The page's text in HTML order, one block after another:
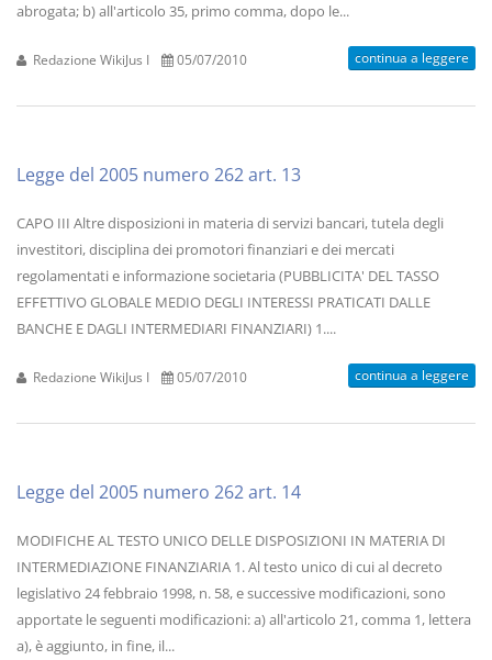
abrogata; b) all'articolo 35, primo comma, dopo le...
Redazione WikiJus I 05/07/2010 continua a leggere
Legge del 2005 numero 262 art. 13
CAPO III Altre disposizioni in materia di servizi bancari, tutela degli
investitori, disciplina dei promotori finanziari e dei mercati
regolamentati e informazione societaria (PUBBLICITA' DEL TASSO
EFFETTIVO GLOBALE MEDIO DEGLI INTERESSI PRATICATI DALLE
BANCHE E DAGLI INTERMEDIARI FINANZIARI) 1....
Redazione WikiJus I 05/07/2010 continua a leggere
Legge del 2005 numero 262 art. 14
MODIFICHE AL TESTO UNICO DELLE DISPOSIZIONI IN MATERIA DI
INTERMEDIAZIONE FINANZIARIA 1. Al testo unico di cui al decreto
legislativo 24 febbraio 1998, n. 58, e successive modificazioni, sono
apportate le seguenti modificazioni: a) all'articolo 21, comma 1, lettera
a), è aggiunto, in fine, il...